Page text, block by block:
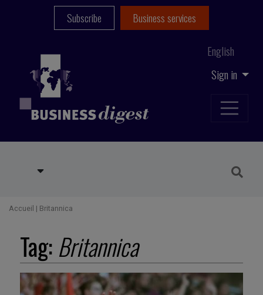
Sign in
English
Subscribe Business services
Accueil | Britannica
Tag: Britannica